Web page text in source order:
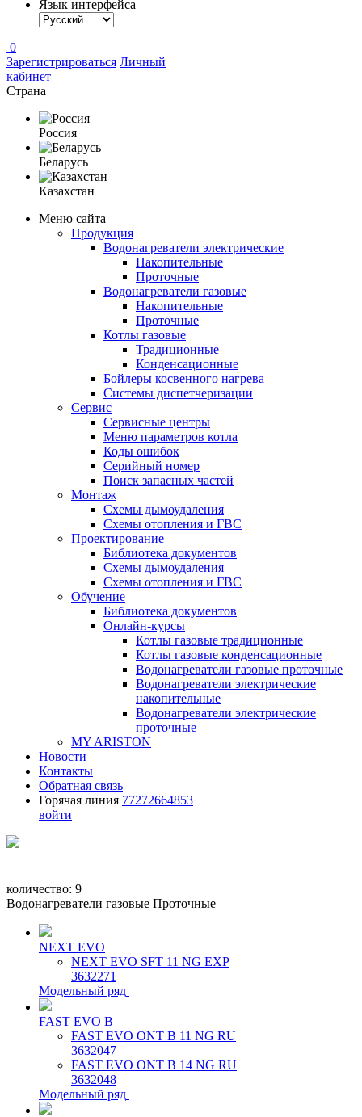
Язык интерфейса
0
Зарегистрироваться Личный
кабинет
Страна
Россия
Беларусь
Казахстан
Меню сайта
Продукция
Водонагреватели электрические
Накопительные
Проточные
Водонагреватели газовые
Накопительные
Проточные
Котлы газовые
Традиционные
Конденсационные
Бойлеры косвенного нагрева
Системы диспетчеризации
Сервис
Сервисные центры
Меню параметров котла
Коды ошибок
Серийный номер
Поиск запасных частей
Монтаж
Схемы дымоудаления
Схемы отопления и ГВС
Проектирование
Библиотека документов
Схемы дымоудаления
Схемы отопления и ГВС
Обучение
Библиотека документов
Онлайн-курсы
Котлы газовые традиционные
Котлы газовые конденсационные
Водонагреватели газовые проточные
Водонагреватели электрические
накопительные
Водонагреватели электрические
проточные
MY ARISTON
Новости
Контакты
Обратная связь
Горячая линия 77272664853
войти
количество: 9
Водонагреватели газовые Проточные
NEXT EVO
NEXT EVO SFT 11 NG EXP
3632271
Модельный ряд
FAST EVO B
FAST EVO ONT B 11 NG RU
3632047
FAST EVO ONT B 14 NG RU
3632048
Модельный ряд